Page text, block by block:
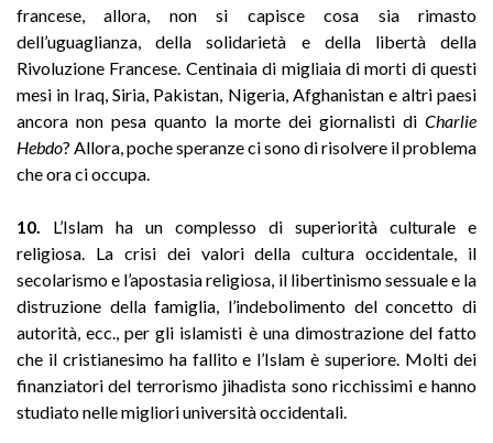
francese, allora, non si capisce cosa sia rimasto
dell’uguaglianza, della solidarietà e della libertà della
Rivoluzione Francese. Centinaia di migliaia di morti di questi
mesi in Iraq, Siria, Pakistan, Nigeria, Afghanistan e altri paesi
ancora non pesa quanto la morte dei giornalisti di Charlie
Hebdo? Allora, poche speranze ci sono di risolvere il problema
che ora ci occupa.
10.
L’Islam ha un complesso di superiorità culturale e
religiosa. La crisi dei valori della cultura occidentale, il
secolarismo e l’apostasia religiosa, il libertinismo sessuale e la
distruzione della famiglia, l’indebolimento del concetto di
autorità, ecc., per gli islamisti è una dimostrazione del fatto
che il cristianesimo ha fallito e l’Islam è superiore. Molti dei
finanziatori del terrorismo jihadista sono ricchissimi e hanno
studiato nelle migliori università occidentali.